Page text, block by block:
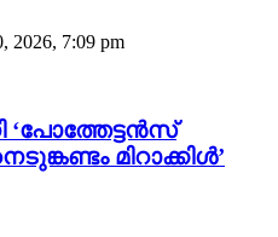
2026, 7:09 pm
‘പോത്തേട്ടൻസ്
മിറാക്കിൾ’